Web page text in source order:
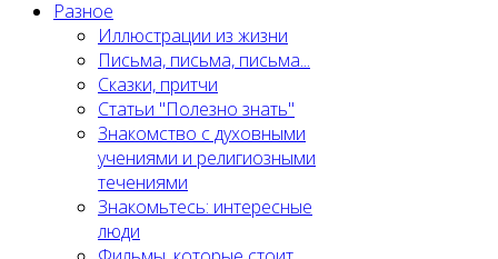
Разное
Иллюстрации из жизни
Письма, письма, письма...
Сказки, притчи
Статьи "Полезно знать"
Знакомство с духовными
учениями и религиозными
течениями
Знакомьтесь: интересные
люди